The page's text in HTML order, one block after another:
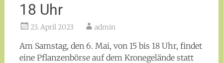
18 Uhr
23. April 2023 admin
Am Samstag, den 6. Mai, von 15 bis 18 Uhr, findet
eine Pflanzenbörse auf dem Kronegelände statt